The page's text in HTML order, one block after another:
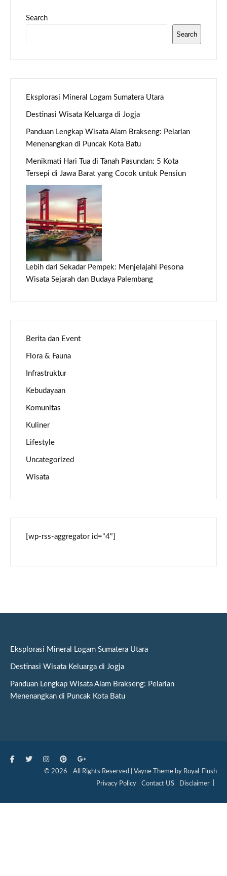
Search
Search
Eksplorasi Mineral Logam Sumatera Utara
Destinasi Wisata Keluarga di Jogja
Panduan Lengkap Wisata Alam Brakseng: Pelarian
Menenangkan di Puncak Kota Batu
Menikmati Hari Tua di Tanah Pasundan: 5 Kota
Tersepi di Jawa Barat yang Cocok untuk Pensiun
Lebih dari Sekadar Pempek: Menjelajahi Pesona
Wisata Sejarah dan Budaya Palembang
Berita dan Event
Flora & Fauna
Infrastruktur
Kebudayaan
Komunitas
Kuliner
Lifestyle
Uncategorized
Wisata
[wp-rss-aggregator id="4"]
Eksplorasi Mineral Logam Sumatera Utara
Destinasi Wisata Keluarga di Jogja
Panduan Lengkap Wisata Alam Brakseng: Pelarian
Menenangkan di Puncak Kota Batu
© 2026 - All Rights Reserved | Vayne Theme by Royal-Flush
Privacy Policy
Contact US Disclaimer